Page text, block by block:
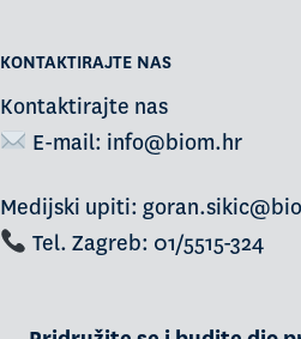
KONTAKTIRAJTE NAS
Kontaktirajte nas
E-mail: info@biom.hr
Medijski upiti:
Tel. Zagreb: 01/5515-324